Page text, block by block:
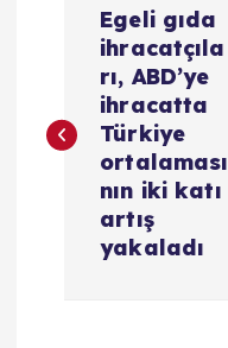
z
Egeli gıda
ihracatçıla
rı, ABD’ye
ihracatta
Türkiye
ortalaması
nın iki katı
artış
yakaladı